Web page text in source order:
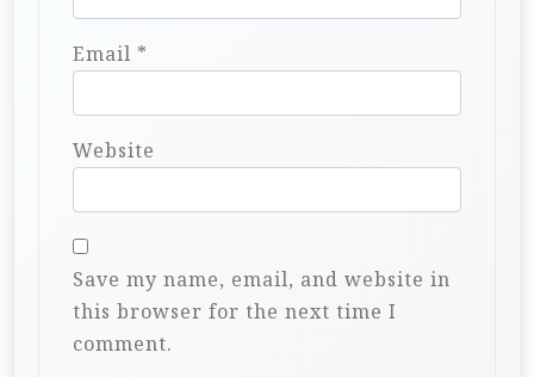
Email *
Website
Save my name, email, and website in
this browser for the next time I
comment.